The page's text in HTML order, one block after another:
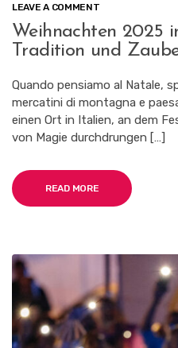
LEAVE A COMMENTON
2025
IN
LICHTER,
TRADITION
UND
ZAUBER
AM
Weihnachten 2025
Tradition und
Quando pensiamo al Natale,
mercatini di montagna e
einen Ort in Italien, an dem
von Magie durchdrungen […]
READ MORE